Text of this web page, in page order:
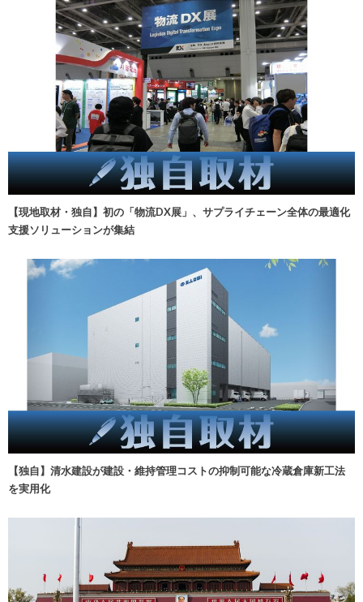
【現地取材・独自】初の「物流DX展」、サプライチェーン全体の最適化
支援ソリューションが集結
【独自】清水建設が建設・維持管理コストの抑制可能な冷蔵倉庫新工法
を実用化